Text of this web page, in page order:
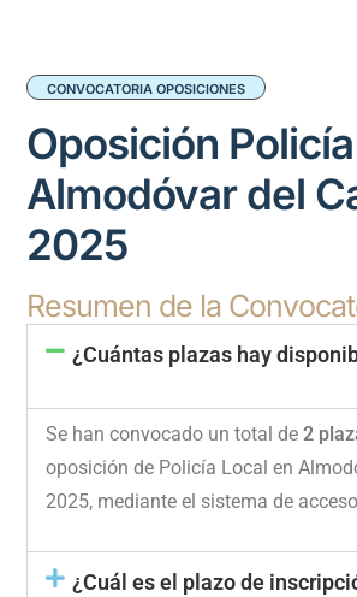
CONVOCATORIA OPOSICIONES
Oposición
Almodóvar del
2025
Resumen de la
¿Cuántas plazas hay
Se han convocado un total de2
oposición de Policía Local en
2025, mediante el sistema de
¿Cuál es el plazo de